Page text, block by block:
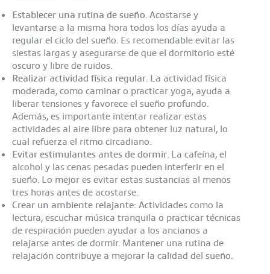
Establecer una rutina de sueño . Acostarse y
levantarse a la misma hora todos los días ayuda a
regular el ciclo del sueño. Es recomendable evitar las
siestas largas y asegurarse de que el dormitorio esté
oscuro y libre de ruidos.
Realizar actividad física regular . La actividad física
moderada, como caminar o practicar yoga, ayuda a
liberar tensiones y favorece el sueño profundo.
Además, es importante intentar realizar estas
actividades al aire libre para obtener luz natural, lo
cual refuerza el ritmo circadiano.
Evitar estimulantes antes de dormir . La cafeína, el
alcohol y las cenas pesadas pueden interferir en el
sueño. Lo mejor es evitar estas sustancias al menos
tres horas antes de acostarse.
Crear un ambiente relajante: Actividades como la
lectura, escuchar música tranquila o practicar técnicas
de respiración pueden ayudar a los ancianos a
relajarse antes de dormir. Mantener una rutina de
relajación contribuye a mejorar la calidad del sueño.